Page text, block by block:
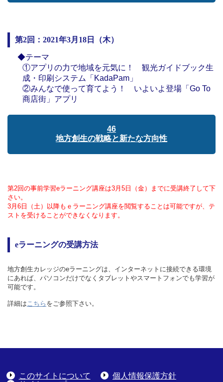
第2回：2021年3月18日（木）
◆テーマ
①アプリの力で地域を元気に！ 観光ガイドブック生
成・印刷システム「KadaPam」
②みんなで使って育てよう！ いよいよ登場「Go To
商店街」アプリ
46
地方創生の戦略と新たな方向性
第2回の事前学習eラーニング講座は3月5日（金）までに受講終了して下
さい。
3月6日（土）以降もｅラーニング講座を閲覧することは可能ですが、テ
ストを受けることができなくなります。
eラーニングの受講方法
地方創生カレッジのeラーニングは、インターネットに接続できる環境
にあれば、パソコンだけでなくタブレットやスマートフォンでも学習が
可能です。
詳細はこちら をご参照下さい。
このサイトについて
個人情報保護方針